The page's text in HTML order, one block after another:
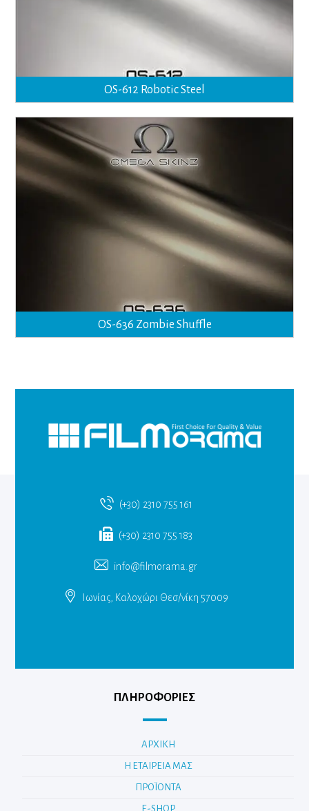
OS-612 Robotic Steel
OS-636 Zombie Shuffle
(+30) 2310 755 161
(+30) 2310 755 183
info@filmorama.gr
Ιωνίας, Καλοχώρι Θεσ/νίκη 57009
ΠΛΗΡΟΦΟΡΙΕΣ
ΑΡΧΙΚΗ
Η ΕΤΑΙΡΕΙΑ ΜΑΣ
ΠΡΟΪΟΝΤΑ
E-SHOP